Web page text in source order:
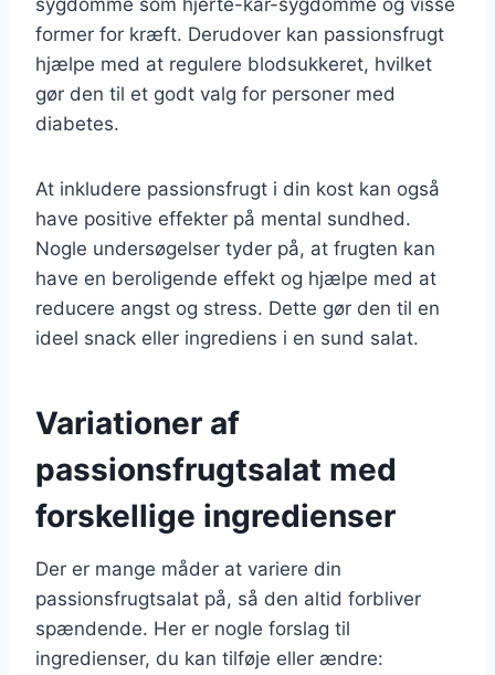
former for kræft. Derudover kan passionsfrugt
hjælpe med at regulere blodsukkeret, hvilket
gør den til et godt valg for personer med
diabetes.
At inkludere passionsfrugt i din kost kan også
have positive effekter på mental sundhed.
Nogle undersøgelser tyder på, at frugten kan
have en beroligende effekt og hjælpe med at
reducere angst og stress. Dette gør den til en
ideel snack eller ingrediens i en sund salat.
Variationer af
passionsfrugtsalat med
forskellige ingredienser
Der er mange måder at variere din
passionsfrugtsalat på, så den altid forbliver
spændende. Her er nogle forslag til
ingredienser, du kan tilføje eller ændre: